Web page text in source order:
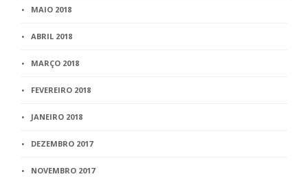
MAIO 2018
ABRIL 2018
MARÇO 2018
FEVEREIRO 2018
JANEIRO 2018
DEZEMBRO 2017
NOVEMBRO 2017